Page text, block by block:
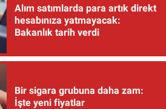
Alım satımlarda para artık direkt
hesabınıza yatmayacak:
Bakanlık tarih verdi
Bir sigara grubuna daha zam:
İşte yeni fiyatlar